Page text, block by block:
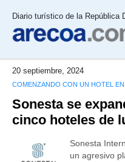
Diario turístico de la República
20 septiembre, 2024
COMENZANDO CON UN HOTEL
Sonesta se
cinco hoteles de
Sonesta
un agresivo